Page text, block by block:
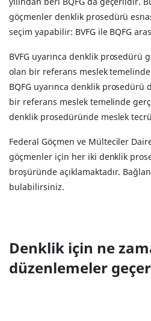
göçmenler denklik prosedürü
seçim yapabilir: BVFG ile BQFG
BVFG uyarınca denklik prosedürü
olan bir referans meslek
BQFG uyarınca denklik prosedürü
bir referans meslek temelinde
denklik prosedüründe meslek
Federal Göçmen ve Mülteciler
göçmenler için her iki denklik
broşüründe açıklamaktadır.
bulabilirsiniz.
Denklik için ne
düzenlemeler